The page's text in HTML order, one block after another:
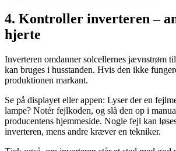
4. Kontroller inverteren –
hjerte
Inverteren omdanner solcellernes jævnstrøm
kan bruges i husstanden. Hvis den ikke
produktionen markant.
Se på displayet eller appen: Lyser der en
lampe? Notér fejlkoden, og slå den op i
producentens hjemmeside. Nogle fejl kan
inverteren, mens andre kræver en tekniker.